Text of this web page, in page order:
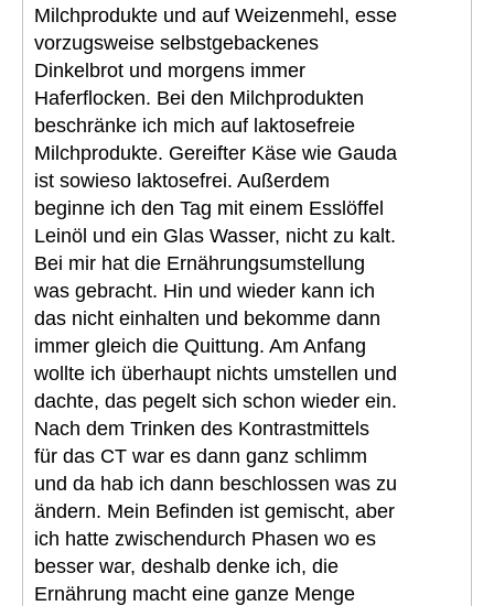
Milchprodukte und auf Weizenmehl, esse
vorzugsweise selbstgebackenes
Dinkelbrot und morgens immer
Haferflocken. Bei den Milchprodukten
beschränke ich mich auf laktosefreie
Milchprodukte. Gereifter Käse wie Gauda
ist sowieso laktosefrei. Außerdem
beginne ich den Tag mit einem Esslöffel
Leinöl und ein Glas Wasser, nicht zu kalt.
Bei mir hat die Ernährungsumstellung
was gebracht. Hin und wieder kann ich
das nicht einhalten und bekomme dann
immer gleich die Quittung. Am Anfang
wollte ich überhaupt nichts umstellen und
dachte, das pegelt sich schon wieder ein.
Nach dem Trinken des Kontrastmittels
für das CT war es dann ganz schlimm
und da hab ich dann beschlossen was zu
ändern. Mein Befinden ist gemischt, aber
ich hatte zwischendurch Phasen wo es
besser war, deshalb denke ich, die
Ernährung macht eine ganze Menge